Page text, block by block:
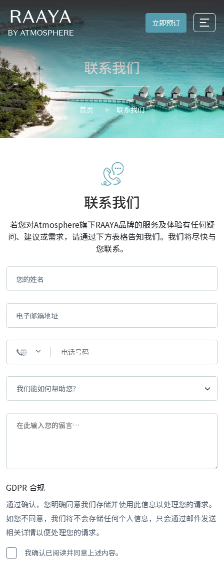
立即预订
联系我们
首页 联系我们
联系我们
若您对Atmosphere旗下RAAYA品牌的服务及体验有任何疑
问、建议或需求，请通过下方表格告知我们。我们将尽快与
您联系。
您的姓名
电子邮箱地址
GDPR 合规
通过确认，您明确同意我们存储并使用此信息以处理您的请求。
如您不同意，我们将不会存储任何个人信息，只会通过邮件发送
相关详情以便处理您的请求。
我确认已阅读并同意上述内容。